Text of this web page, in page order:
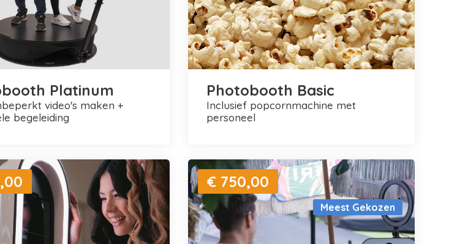
Platinum
begeleiding
Photobooth Basic
inclusief popcornmachine met
personeel
Meest Gekozen
€ 750,00